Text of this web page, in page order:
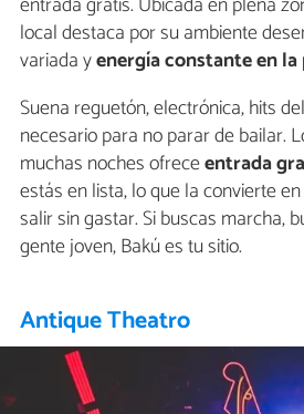
local destaca por su ambiente
variada yenergía constante en
Suena reguetón, electrónica, hits
necesario para no parar de bailar.
muchas noches ofreceentrada
estás en lista, lo que la convierte
salir sin gastar. Si buscas marcha,
gente joven, Bakú es tu sitio.
Antique Theatro